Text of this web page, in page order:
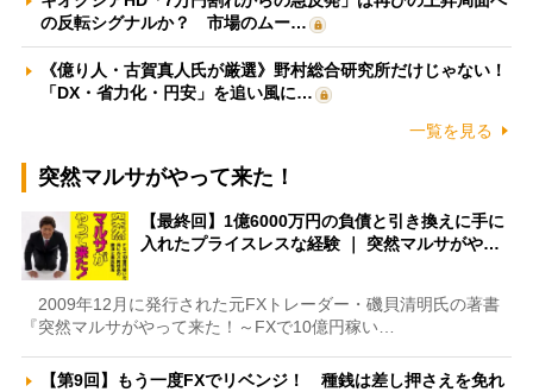
の反転シグナルか？ 市場のムー…
《億り人・古賀真人氏が厳選》野村総合研究所だけじゃない！
「DX・省力化・円安」を追い風に…
一覧を見る
突然マルサがやって来た！
【最終回】1億6000万円の負債と引き換えに手に
入れたプライスレスな経験 ｜ 突然マルサがや…
2009年12月に発行された元FXトレーダー・磯貝清明氏の著書
『突然マルサがやって来た！～FXで10億円稼い…
【第9回】もう一度FXでリベンジ！ 種銭は差し押さえを免れ